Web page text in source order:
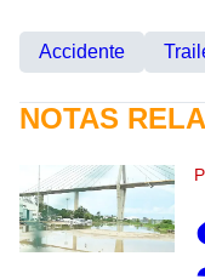
Accidente
NOTAS